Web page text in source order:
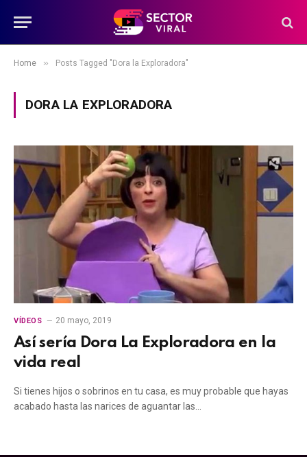
Home » Posts Tagged "Dora la Exploradora"
DORA LA EXPLORADORA
VÍDEOS 20 mayo, 2019
Así sería Dora La Exploradora en la
vida real
Si tienes hijos o sobrinos en tu casa, es muy probable que hayas
acabado hasta las narices de aguantar las…